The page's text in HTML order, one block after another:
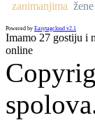
zanimanjima
Powered by Easytagcloud v2.1
Imamo 27 gostiju i
online